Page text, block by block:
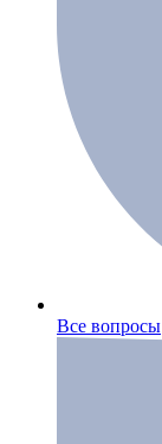
Все вопросы